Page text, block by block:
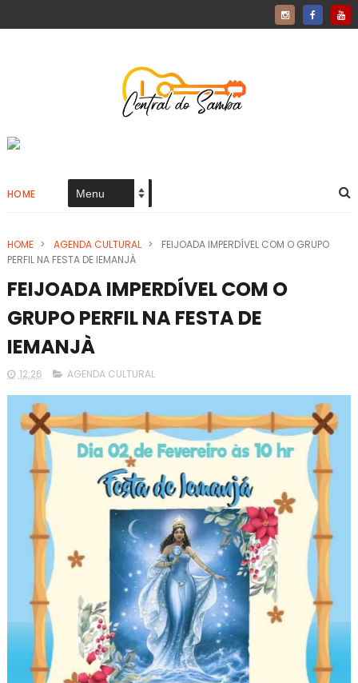
HOME
HOME > AGENDA CULTURAL >
FEIJOADA IMPERDÍVEL COM O GRUPO
PERFIL NA FESTA DE IEMANJÀ
FEIJOADA IMPERDÍVEL COM O
GRUPO PERFIL NA FESTA DE
IEMANJÀ
12:26 AGENDA CULTURAL